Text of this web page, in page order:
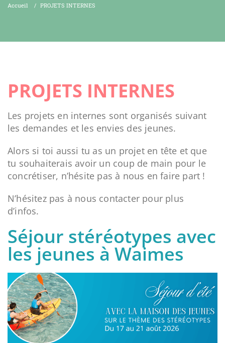
Accueil / PROJETS INTERNES
PROJETS INTERNES
Les projets en internes sont organisés suivant
les demandes et les envies des jeunes.
Alors si toi aussi tu as un projet en tête et que
tu souhaiterais avoir un coup de main pour le
concrétiser, n’hésite pas à nous en faire part !
N’hésitez pas à nous contacter pour plus
d’infos.
Séjour stéréotypes avec
les jeunes à Waimes